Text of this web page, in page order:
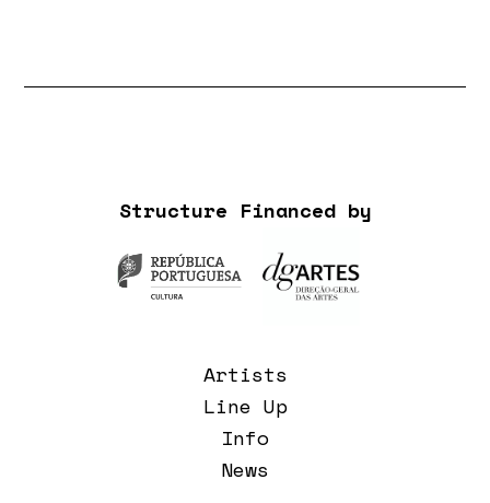
Artists
Line Up
Info
News
Structure Financed by